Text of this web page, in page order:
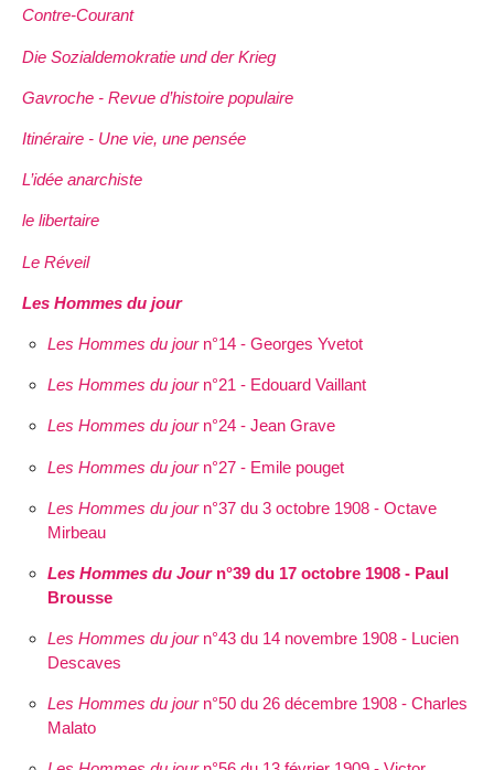
Contre-Courant
Die Sozialdemokratie und der Krieg
Gavroche - Revue d’histoire populaire
Itinéraire - Une vie, une pensée
L’idée anarchiste
le libertaire
Le Réveil
Les Hommes du jour
Les Hommes du journ°14 - Georges Yvetot
Les Hommes du journ°21 - Edouard Vaillant
Les Hommes du journ°24 - Jean Grave
Les Hommes du journ°27 - Emile pouget
Les Hommes du journ°37 du 3 octobre 1908 - Octave
Mirbeau
Les Hommes du Journ°39 du 17 octobre 1908 - Paul
Brousse
Les Hommes du journ°43 du 14 novembre 1908 - Lucien
Descaves
Les Hommes du journ°50 du 26 décembre 1908 - Charles
Malato